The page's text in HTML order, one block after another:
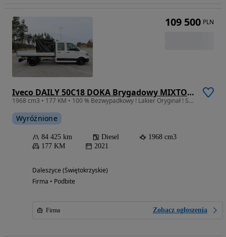
Iveco DAILY 50C18 DOKA Brygadowy MIXTO Dubel 7-Mio Os.+838 Kg Ład. Skrzynia Ładunkowa 3514 mm, Rozstaw Osi 4490 mm, DMC 3500 Kg, Kat. Prawa Jazdy B, Tylne Koła Bliźniacze WZMACNIANY, HAK 3500 Kg, Tempomat, Asystent Jazdy Stan Wizualny I Techniczny JAK NOWY Gotowy Dostępny OKAZJA POLECAM
1968 cm3 • 177 KM • 100 % Bezwypadkowy ! Lakier Oryginał ! Salon PL ! I Właściciel !
Wyróżnione
84 425 km Diesel
1968 cm3
177 KM
2021
Daleszyce (Świętokrzyskie)
Firma • Podbite
Firma Zobacz ogłoszenia
109 500 PLN